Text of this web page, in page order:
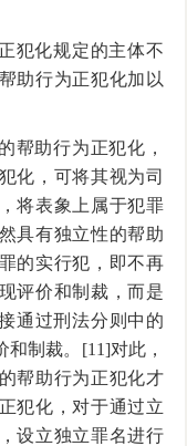
犯化规定的主体不
助行为正犯化加以
帮助行为正犯化，
化，可将其视为司
将表象上属于犯罪
具有独立性的帮助
的实行犯，即不再
评价和制裁，而是
通过刑法分则中的
制裁。[11]对此，
帮助行为正犯化才
犯化，对于通过立
设立独立罪名进行